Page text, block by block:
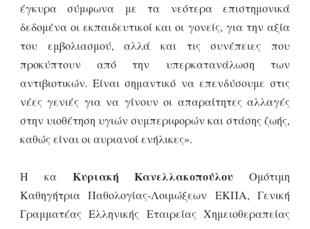
έγκυρα σύμφωνα με τα νεότερα επιστημονικά
δεδομένα οι εκπαιδευτικοί και οι γονείς, για την αξία
του εμβολιασμού, αλλά και τις συνέπειες που
προκύπτουν από την υπερκατανάλωση των
αντιβιοτικών. Είναι σημαντικό να επενδύσουμε στις
νέες γενιές για να γίνουν οι απαραίτητες αλλαγές
στην υιοθέτηση υγιών συμπεριφορών και στάσης ζωής,
καθώς είναι οι αυριανοί ενήλικες».
Η κα Κυριακή ΚανελλακοπούλουΟμότιμη
Καθηγήτρια Παθολογίας-Λοιμώξεων ΕΚΠΑ, Γενική
Γραμματέας Ελληνικής Εταιρείας Χημειοθεραπείας